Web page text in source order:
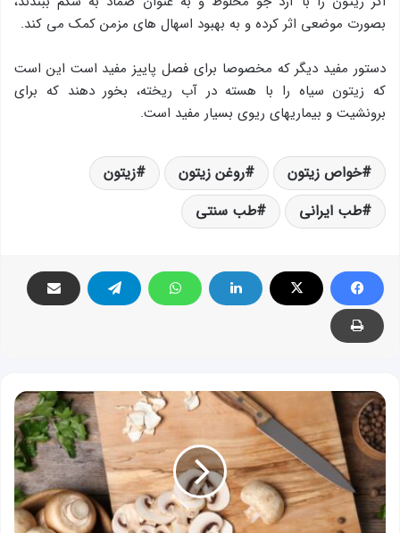
بصورت موضعی اثر كرده و به بهبود اسهال های مزمن کمک می کند.
دستور مفید دیگر كه مخصوصا برای فصل پاییز مفید است این است
كه زیتون سیاه را با هسته در آب ریخته، بخور دهند كه برای
برونشیت و بیماریهای ریوی بسیار مفید است.
خواص زیتون روغن زیتون
زیتون
طب ایرانی
طب سنتی
طب
سنتی
ایرانی:
قارچ
بخوریم
یا
نه؟